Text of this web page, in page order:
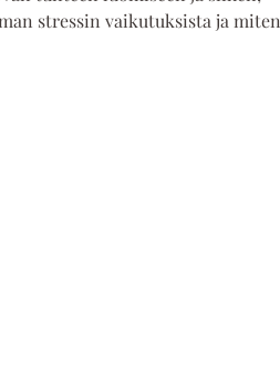
stressin vaikutuksista ja miten